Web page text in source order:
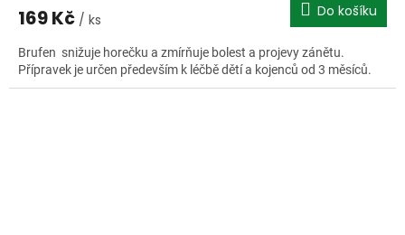
169 Kč / ks Do košíku
Brufen snižuje horečku a zmírňuje bolest a projevy zánětu.
Přípravek je určen především k léčbě dětí a kojenců od 3 měsíců.